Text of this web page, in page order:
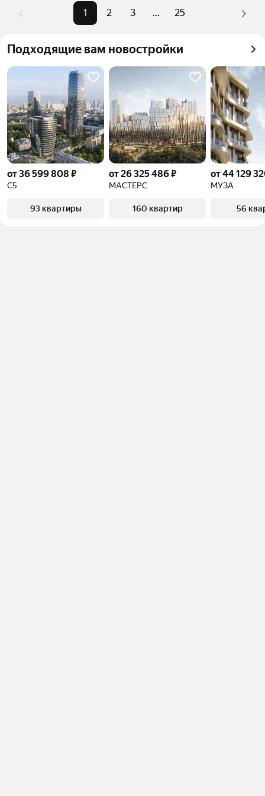
Помимо удобной сортировки по цене продажи вы
можете отсортировать результаты по стоимости
популярные
террасой», «С панорамными
окнами»
Самый
100 млн ₽
1 2 3 ... 25
Подходящие вам новостройки
от 36 599 808 ₽
С5
93 квартиры
от 26 325 486 ₽
МАСТЕРС
160 квартир
от 44 129
МУЗА
56